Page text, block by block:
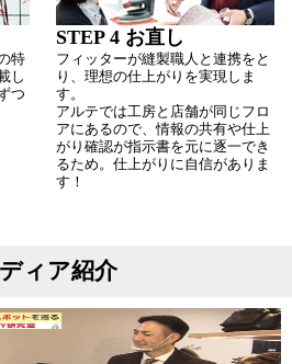
方
感
。
が
ま
と
今
特
し
つ
STEP 4 お直し
フィッターが縫製職人と連携をと
り、理想の仕上がりを実現しま
す。
アルテでは工房と店舗が同じフロ
アにあるので、情報の共有や仕上
がり確認が指示書を元に逐一でき
るため。仕上がりに自信がありま
す！
ィア紹介